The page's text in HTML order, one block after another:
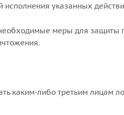
указанных
меры для защиты
каким-либо третьим лицам